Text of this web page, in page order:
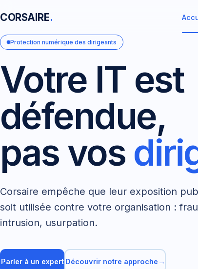
CORSAIRE.
Protection numérique des dirigeants
Votre IT est
défendue,
pas vos
Corsaire empêche que leur exposition
soit utilisée contre votre organisation :
intrusion, usurpation.
Parler à un expert Découvrir notre approche →